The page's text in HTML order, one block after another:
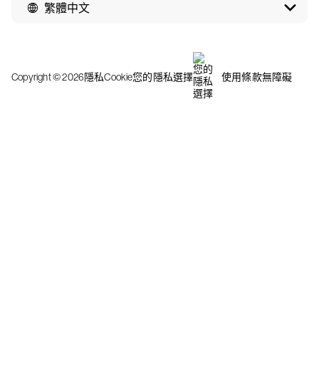
繁體中文
Copyright © 2026隱私Cookie您的隱私選擇 使用條款無障礙